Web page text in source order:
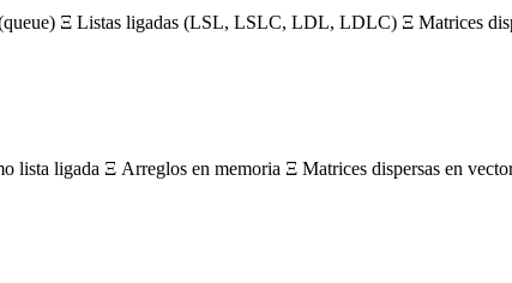
Ξ Listas ligadas (LSL, LSLC, LDL, LDLC) Ξ Matrices
ligada Ξ Arreglos en memoria Ξ Matrices dispersas en